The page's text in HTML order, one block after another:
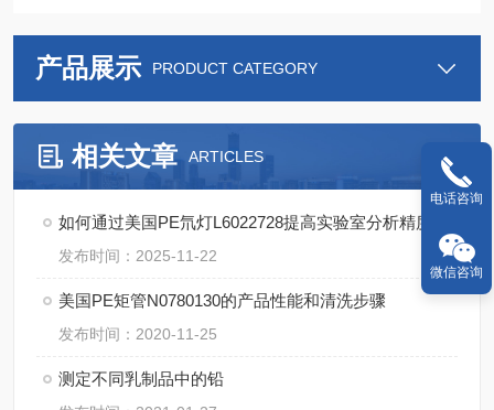
产品展示 PRODUCT CATEGORY
相关文章 ARTICLES
如何通过美国PE氘灯L6022728提高实验室分析精度？
发布时间：2025-11-22
美国PE矩管N0780130的产品性能和清洗步骤
发布时间：2020-11-25
测定不同乳制品中的铅
电话咨询
微信咨询